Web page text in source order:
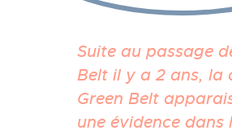
Suite au passage
Belt il y a 2 ans, la
Green Belt
une évidence dans